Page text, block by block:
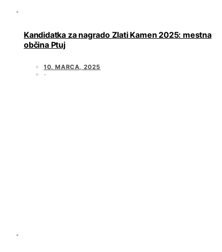
Kandidatka za nagrado Zlati Kamen 2025: mestna
občina Ptuj
10. MARCA, 2025